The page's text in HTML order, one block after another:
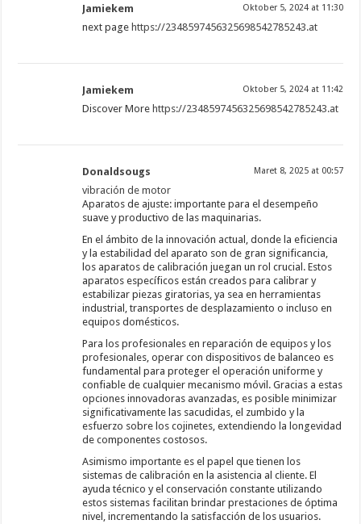
Jamiekem Oktober 5, 2024 at 11:30
next page https://2348597456325698542785243.at
Jamiekem Oktober 5, 2024 at 11:42
Discover More https://2348597456325698542785243.at
Donaldsougs Maret 8, 2025 at 00:57
vibración de motor
Aparatos de ajuste: importante para el desempeño
suave y productivo de las maquinarias.
En el ámbito de la innovación actual, donde la eficiencia
y la estabilidad del aparato son de gran significancia,
los aparatos de calibración juegan un rol crucial. Estos
aparatos específicos están creados para calibrar y
estabilizar piezas giratorias, ya sea en herramientas
industrial, transportes de desplazamiento o incluso en
equipos domésticos.
Para los profesionales en reparación de equipos y los
profesionales, operar con dispositivos de balanceo es
fundamental para proteger el operación uniforme y
confiable de cualquier mecanismo móvil. Gracias a estas
opciones innovadoras avanzadas, es posible minimizar
significativamente las sacudidas, el zumbido y la
esfuerzo sobre los cojinetes, extendiendo la longevidad
de componentes costosos.
Asimismo importante es el papel que tienen los
sistemas de calibración en la asistencia al cliente. El
ayuda técnico y el conservación constante utilizando
estos sistemas facilitan brindar prestaciones de óptima
nivel, incrementando la satisfacción de los usuarios.